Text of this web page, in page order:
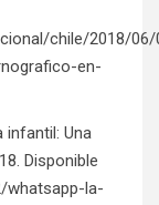
chile/2018/
en-
infantil: Una
Disponible
whatsapp-la-